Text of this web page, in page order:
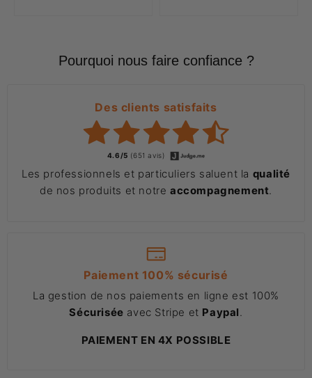
Pourquoi nous faire confiance ?
Des clients satisfaits
4.6/5 (651 avis)
Les professionnels et particuliers saluent la qualité
de nos produits et notre accompagnement.
Paiement 100% sécurisé
La gestion de nos paiements en ligne est 100%
Sécurisée avec Stripe et Paypal.
PAIEMENT EN 4X POSSIBLE